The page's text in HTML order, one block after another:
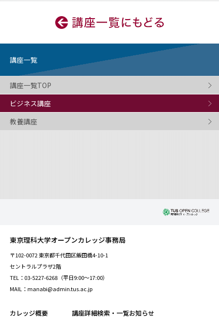
講座一覧
講座一覧TOP
ビジネス講座
教養講座
東京理科大学オープンカレッジ事務局
〒102-0072 東京都千代田区飯田橋4-10-1
セントラルプラザ2階
TEL：03-5227-6268（平日9:00～17:00）
MAIL：manabi@admin.tus.ac.jp
カレッジ概要 講座詳細検索・一覧お知らせ